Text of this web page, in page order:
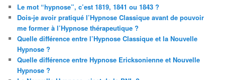
Le mot “hypnose”, c’est 1819, 1841 ou 1843 ?
Dois-je avoir pratiqué l’Hypnose Classique avant de pouvoir
me former à l’Hypnose thérapeutique ?
Quelle différence entre l’Hypnose Classique et la Nouvelle
Hypnose ?
Quelle différence entre Hypnose Ericksonienne et Nouvelle
Hypnose ?